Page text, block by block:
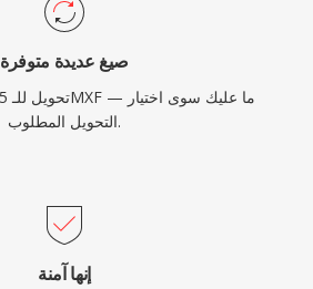
صيغ عديدة متوفرة
التحويل المطلوب.
إنها آمنة